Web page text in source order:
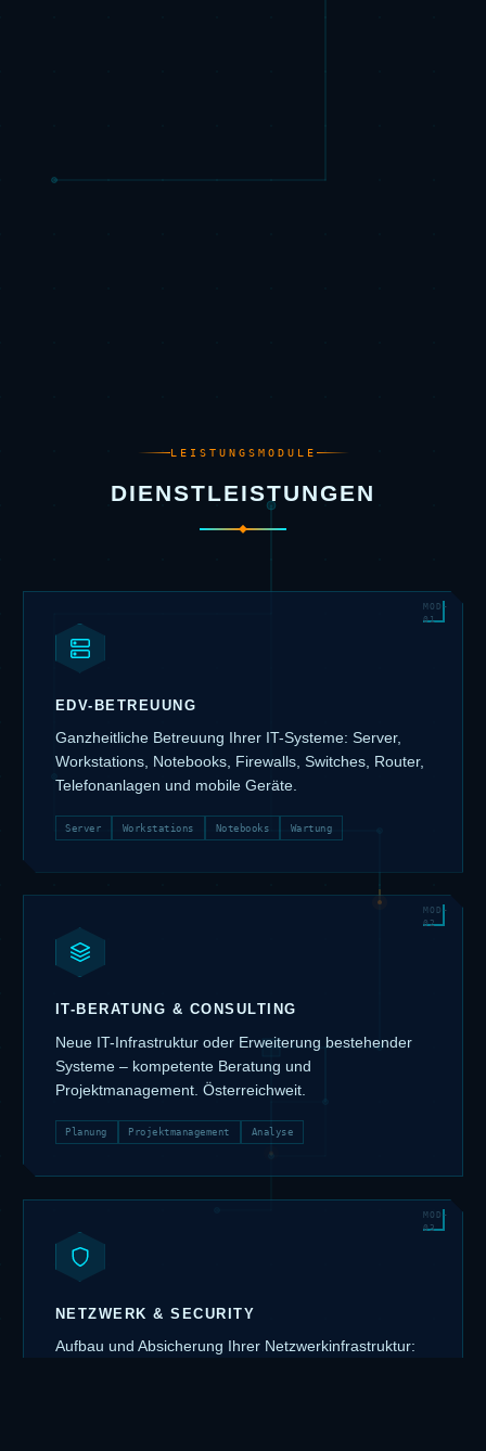
LEISTUNGSMODULE
DIENSTLEISTUNGEN
EDV-BETREUUNG
Ganzheitliche Betreuung Ihrer IT-Systeme: Server,
Workstations, Notebooks, Firewalls, Switches, Router,
Telefonanlagen und mobile Geräte.
Server Workstations Notebooks Wartung
IT-BERATUNG & CONSULTING
Neue IT-Infrastruktur oder Erweiterung bestehender
Systeme – kompetente Beratung und
Projektmanagement. Österreichweit.
Planung Projektmanagement Analyse
NETZWERK & SECURITY
Aufbau und Absicherung Ihrer Netzwerkinfrastruktur: